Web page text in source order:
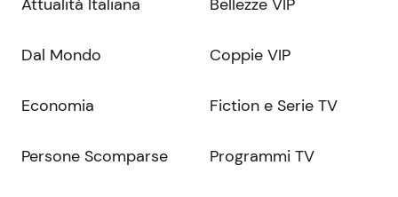
Dal Mondo
Economia
Persone Scomparse
Coppie VIP
Fiction e Serie TV
Programmi TV